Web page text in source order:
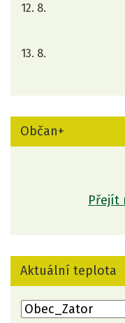
středa
12. 8.
čtvrtek
13. 8.
Občan+
Přejít
Aktuální teplota
Výběr lokality